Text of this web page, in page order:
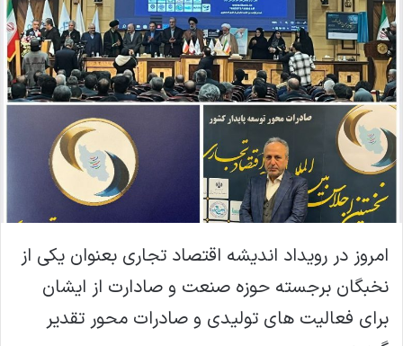
ی
ی
ل
امروز در رویداد اندیشه اقتصاد تجاری بعنوان یکی از
نخبگان برجسته حوزه صنعت و صادارت از ایشان
برای فعالیت های تولیدی و صادرات محور تقدیر